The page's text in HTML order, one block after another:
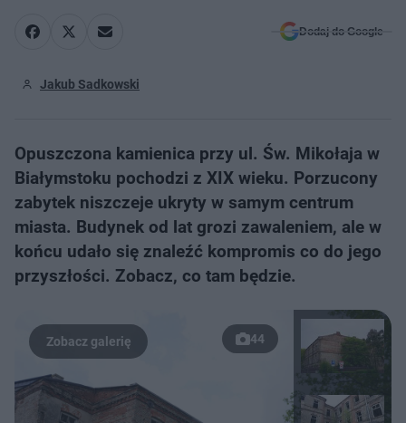
Dodaj do Google
Jakub Sadkowski
Opuszczona kamienica przy ul. Św. Mikołaja w
Białymstoku pochodzi z XIX wieku. Porzucony
zabytek niszczeje ukryty w samym centrum
miasta. Budynek od lat grozi zawaleniem, ale w
końcu udało się znaleźć kompromis co do jego
przyszłości. Zobacz, co tam będzie.
44